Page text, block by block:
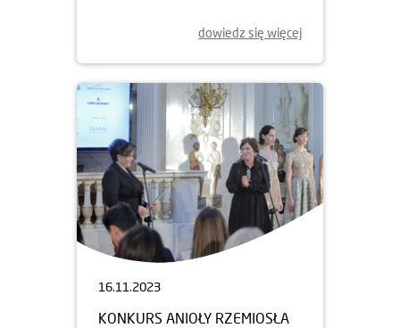
dowiedz się więcej
16.11.2023
KONKURS ANIOŁY RZEMIOSŁA